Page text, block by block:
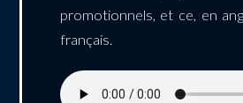
promotionnels, et ce, en
français.